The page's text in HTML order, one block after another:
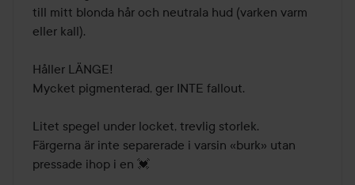
5
till mitt blonda hår och neutrala hud (varken varm
eller kall).
Håller LÄNGE!
Mycket pigmenterad, ger INTE fallout.
Litet spegel under locket, trevlig storlek.
Färgerna är inte separerade i varsin «burk» utan
pressade ihop i en 💓